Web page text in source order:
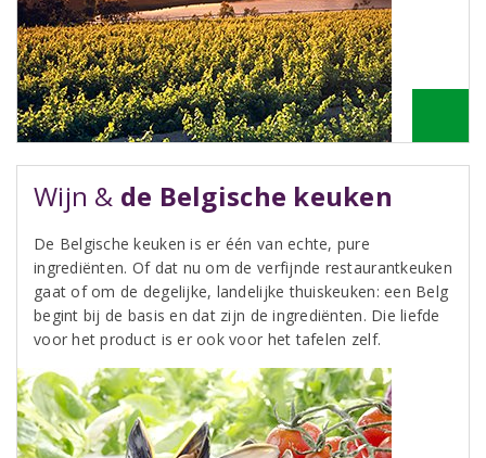
Wijn & de Belgische keuken
De Belgische keuken is er één van echte, pure
ingrediënten. Of dat nu om de verfijnde restaurantkeuken
gaat of om de degelijke, landelijke thuiskeuken: een Belg
begint bij de basis en dat zijn de ingrediënten. Die liefde
voor het product is er ook voor het tafelen zelf.